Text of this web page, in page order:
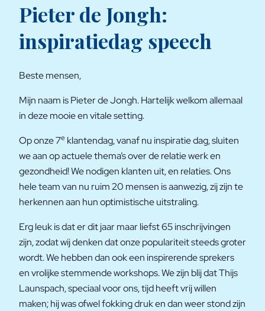
Pieter de Jongh:
inspiratiedag speech
Beste mensen,
Mijn naam is Pieter de Jongh. Hartelijk welkom allemaal
in deze mooie en vitale setting.
Op onze 7e klantendag, vanaf nu inspiratie dag, sluiten
we aan op actuele thema’s over de relatie werk en
gezondheid! We nodigen klanten uit, en relaties. Ons
hele team van nu ruim 20 mensen is aanwezig, zij zijn te
herkennen aan hun optimistische uitstraling.
Erg leuk is dat er dit jaar maar liefst 65 inschrijvingen
zijn, zodat wij denken dat onze populariteit steeds groter
wordt. We hebben dan ook een inspirerende sprekers
en vrolijke stemmende workshops. We zijn blij dat Thijs
Launspach, speciaal voor ons, tijd heeft vrij willen
maken; hij was ofwel fokking druk en dan weer stond zijn